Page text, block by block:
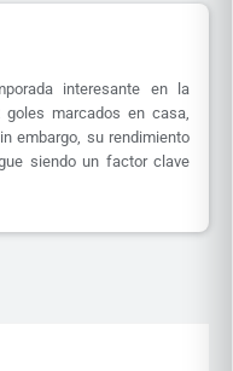
interesante en la
goles marcados en casa,
embargo, su rendimiento
siendo un factor clave